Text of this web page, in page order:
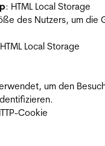
: HTML Local Storage
des Nutzers, um die
Local Storage
um den
Cookie